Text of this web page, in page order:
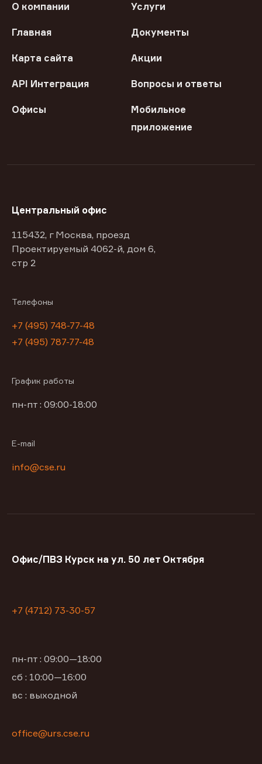
О компании Услуги
Главная Документы
Карта сайта Акции
API Интеграция Вопросы и ответы
Офисы
Мобильное
приложение
Центральный офис
115432, г Москва, проезд
Проектируемый 4062-й, дом 6,
стр 2
Телефоны
+7 (495) 748-77-48
+7 (495) 787-77-48
График работы
пн-пт : 09:00-18:00
E-mail
info@cse.ru
Офис/ПВЗ Курск на ул. 50 лет Октября
+7 (4712) 73-30-57
пн-пт : 09:00—18:00
сб : 10:00—16:00
вс : выходной
office@urs.cse.ru